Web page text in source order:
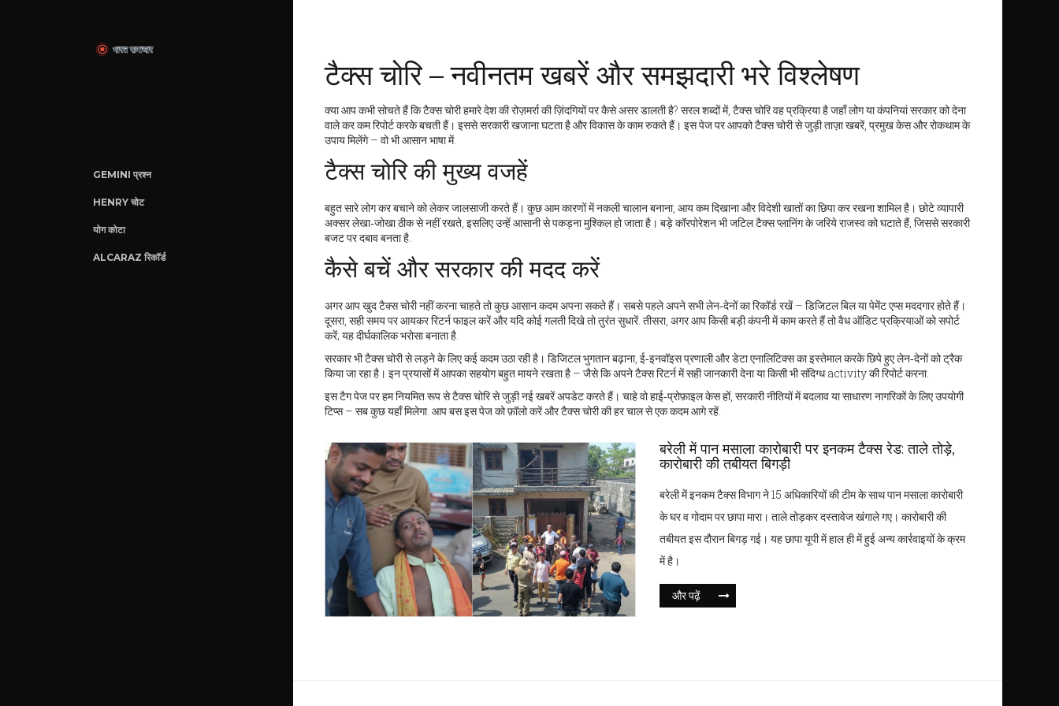
GEMINI प्रश्न
HENRY चोट
योग कोटा
ALCARAZ रिकॉर्ड
टैक्स चोरि – नवीनतम खबरें और समझदारी भरे विश्लेषण
क्या आप कभी सोचते हैं कि टैक्स चोरी हमारे देश की रोज़मर्रा की ज़िंदगियों पर कैसे असर डालती है? सरल शब्दों में, टैक्स चोरि वह प्रक्रिया है जहाँ लोग या कंपनियां सरकार को देना
वाले कर कम रिपोर्ट करके बचती हैं। इससे सरकारी खजाना घटता है और विकास के काम रुकते हैं। इस पेज पर आपको टैक्स चोरी से जुड़ी ताज़ा खबरें, प्रमुख केस और रोकथाम के
उपाय मिलेंगे – वो भी आसान भाषा में.
टैक्स चोरि की मुख्य वजहें
बहुत सारे लोग कर बचाने को लेकर जालसाजी करते हैं। कुछ आम कारणों में नकली चालान बनाना, आय कम दिखाना और विदेशी खातों का छिपा कर रखना शामिल है। छोटे व्यापारी
अक्सर लेखा‑जोखा ठीक से नहीं रखते, इसलिए उन्हें आसानी से पकड़ना मुश्किल हो जाता है। बड़े कॉरपोरेशन भी जटिल टैक्स प्लानिंग के जरिये राजस्व को घटाते हैं, जिससे सरकारी
बजट पर दबाव बनता है.
कैसे बचें और सरकार की मदद करें
अगर आप खुद टैक्स चोरी नहीं करना चाहते तो कुछ आसान कदम अपना सकते हैं। सबसे पहले अपने सभी लेन‑देनों का रिकॉर्ड रखें – डिजिटल बिल या पेमेंट एप्स मददगार होते हैं।
दूसरा, सही समय पर आयकर रिटर्न फाइल करें और यदि कोई गलती दिखे तो तुरंत सुधारें. तीसरा, अगर आप किसी बड़ी कंपनी में काम करते हैं तो वैध ऑडिट प्रक्रियाओं को सपोर्ट
करें; यह दीर्घकालिक भरोसा बनाता है.
सरकार भी टैक्स चोरी से लड़ने के लिए कई कदम उठा रही है। डिजिटल भुगतान बढ़ाना, ई‑इनवॉइस प्रणाली और डेटा एनालिटिक्स का इस्तेमाल करके छिपे हुए लेन‑देनों को ट्रैक
किया जा रहा है। इन प्रयासों में आपका सहयोग बहुत मायने रखता है – जैसे कि अपने टैक्स रिटर्न में सही जानकारी देना या किसी भी संदिग्ध activity की रिपोर्ट करना.
इस टैग पेज पर हम नियमित रूप से टैक्स चोरि से जुड़ी नई खबरें अपडेट करते हैं। चाहे वो हाई‑प्रोफ़ाइल केस हों, सरकारी नीतियों में बदलाव या साधारण नागरिकों के लिए उपयोगी
टिप्स – सब कुछ यहाँ मिलेगा. आप बस इस पेज को फ़ॉलो करें और टैक्स चोरी की हर चाल से एक कदम आगे रहें.
बरेली में पान मसाला कारोबारी पर इनकम टैक्स रेड: ताले तोड़े,
कारोबारी की तबीयत बिगड़ी
बरेली में इनकम टैक्स विभाग ने 15 अधिकारियों की टीम के साथ पान मसाला कारोबारी
के घर व गोदाम पर छापा मारा। ताले तोड़कर दस्तावेज खंगाले गए। कारोबारी की
तबीयत इस दौरान बिगड़ गई। यह छापा यूपी में हाल ही में हुई अन्य कार्रवाइयों के क्रम
में है।
और पढ़ें